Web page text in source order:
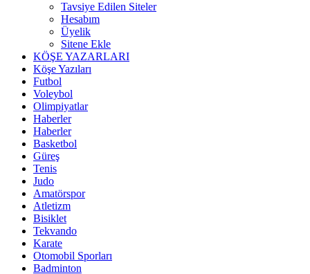
Tavsiye Edilen Siteler
Hesabım
Üyelik
Sitene Ekle
KÖŞE YAZARLARI
Köşe Yazıları
Futbol
Voleybol
Olimpiyatlar
Haberler
Haberler
Basketbol
Güreş
Tenis
Judo
Amatörspor
Atletizm
Bisiklet
Tekvando
Karate
Otomobil Sporları
Badminton